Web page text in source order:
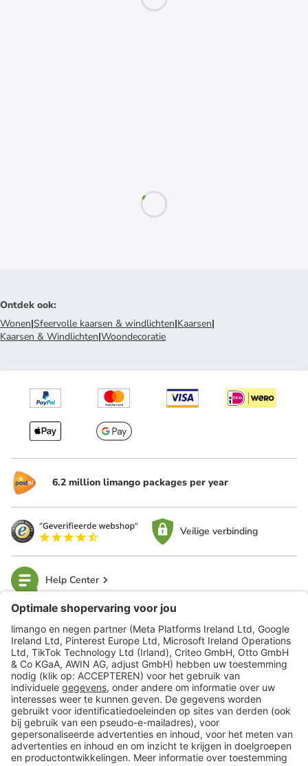
Ontdek ook:
Wonen|Sfeervolle kaarsen & windlichten|Kaarsen|
Kaarsen & Windlichten|Woondecoratie
6.2 million limango packages per year
Veilige verbinding
Help Center
limango
Veilig winkelen
Klantenservice
Shop
Acties